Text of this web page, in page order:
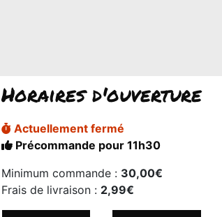
Horaires d'ouverture
Actuellement fermé
Précommande pour 11h30
Minimum commande : 30,00€
Frais de livraison : 2,99€